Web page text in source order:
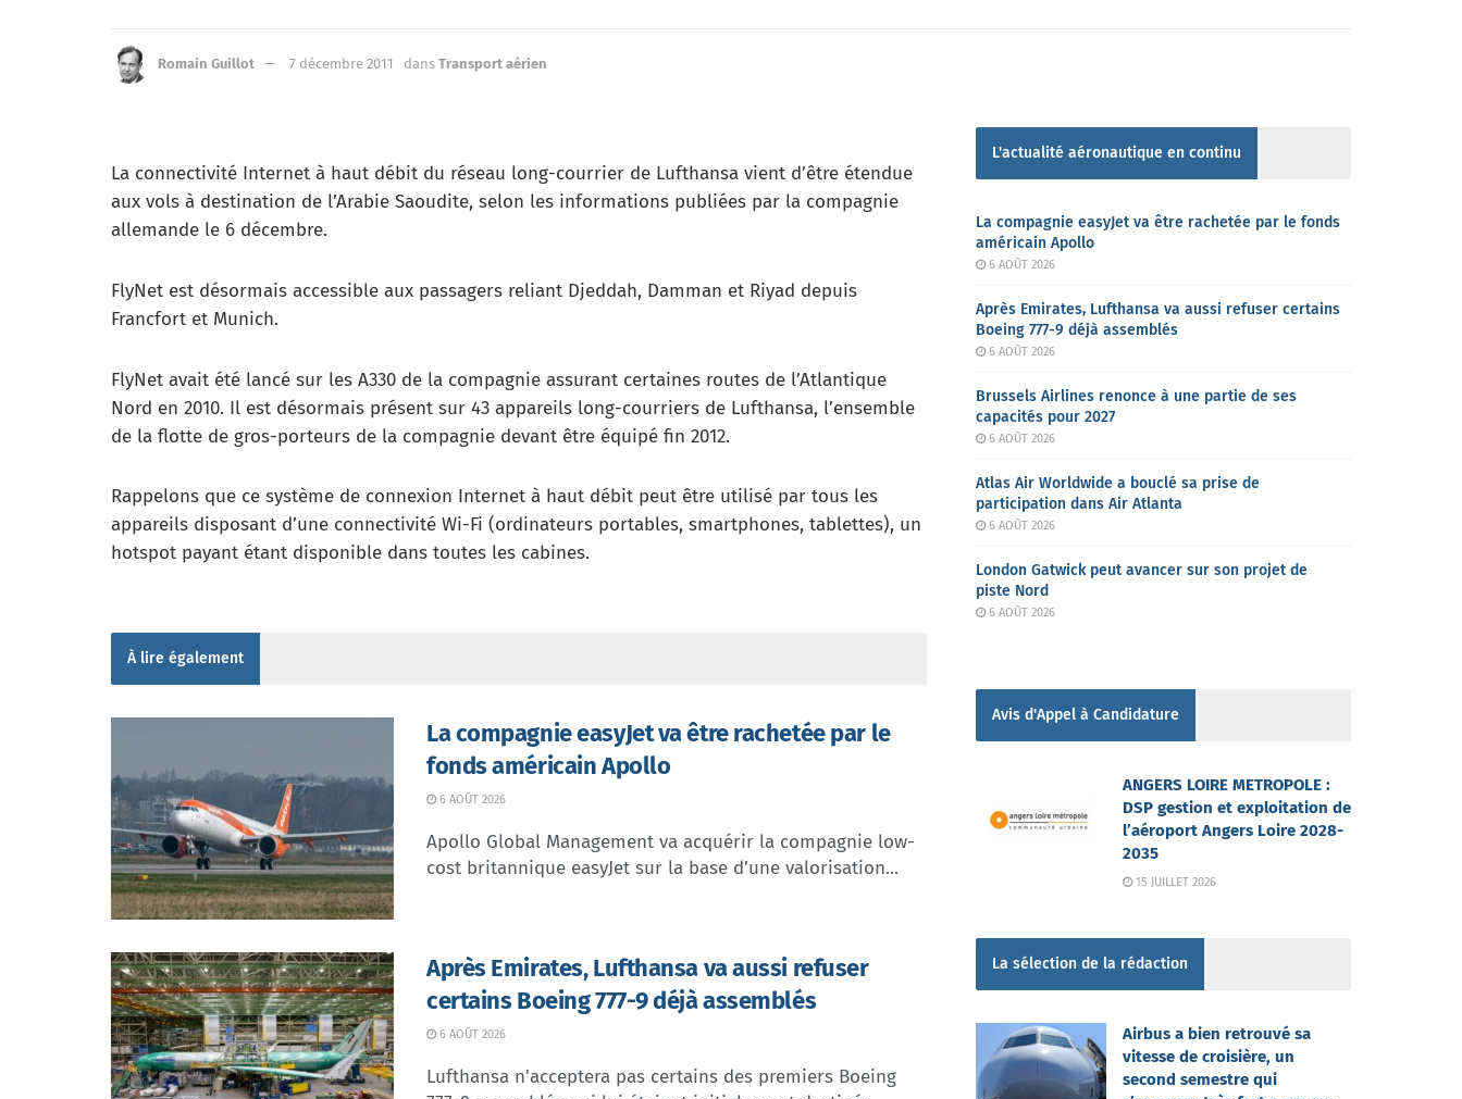
Romain Guillot 7 décembre 2011 dans Transport aérien
La connectivité Internet à haut débit du réseau long-courrier de Lufthansa vient d’être étendue
aux vols à destination de l’Arabie Saoudite, selon les informations publiées par la compagnie
allemande le 6 décembre.
FlyNet est désormais accessible aux passagers reliant Djeddah, Damman et Riyad depuis
Francfort et Munich.
FlyNet avait été lancé sur les A330 de la compagnie assurant certaines routes de l’Atlantique
Nord en 2010. Il est désormais présent sur 43 appareils long-courriers de Lufthansa, l’ensemble
de la flotte de gros-porteurs de la compagnie devant être équipé fin 2012.
Rappelons que ce système de connexion Internet à haut débit peut être utilisé par tous les
appareils disposant d’une connectivité Wi-Fi (ordinateurs portables, smartphones, tablettes), un
hotspot payant étant disponible dans toutes les cabines.
À lire également
La compagnie easyJet va être rachetée par le
fonds américain Apollo
6 AOÛT 2026
Apollo Global Management va acquérir la compagnie low-
cost britannique easyJet sur la base d’une valorisation...
Après Emirates, Lufthansa va aussi refuser
certains Boeing 777-9 déjà assemblés
6 AOÛT 2026
Lufthansa n'acceptera pas certains des premiers Boeing
L'actualité aéronautique en continu
La compagnie easyJet va être rachetée par le fonds
américain Apollo
6 AOÛT 2026
Après Emirates, Lufthansa va aussi refuser certains
Boeing 777-9 déjà assemblés
6 AOÛT 2026
Brussels Airlines renonce à une partie de ses
capacités pour 2027
6 AOÛT 2026
Atlas Air Worldwide a bouclé sa prise de
participation dans Air Atlanta
6 AOÛT 2026
London Gatwick peut avancer sur son projet de
piste Nord
6 AOÛT 2026
Avis d'Appel à Candidature
ANGERS LOIRE METROPOLE :
DSP gestion et exploitation de
l’aéroport Angers Loire 2028-
2035
15 JUILLET 2026
La sélection de la rédaction
Airbus a bien retrouvé sa
vitesse de croisière, un
second semestre qui